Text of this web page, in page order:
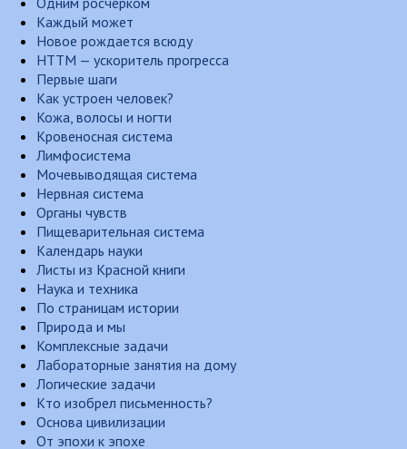
Каждый может
Новое рождается всюду
НТТМ — ускоритель прогресса
Первые шаги
Как устроен человек?
Кожа, волосы и ногти
Кровеносная система
Лимфосистема
Мочевыводящая система
Нервная система
Органы чувств
Пищеварительная система
Календарь науки
Листы из Красной книги
Наука и техника
По страницам истории
Природа и мы
Комплексные задачи
Лабораторные занятия на дому
Логические задачи
Кто изобрел письменность?
Основа цивилизации
От эпохи к эпохе